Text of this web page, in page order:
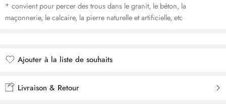
* convient pour percer des trous dans le granit, le béton, la
maçonnerie, le calcaire, la pierre naturelle et artificielle, etc
Ajouter à la liste de souhaits
Livraison & Retour